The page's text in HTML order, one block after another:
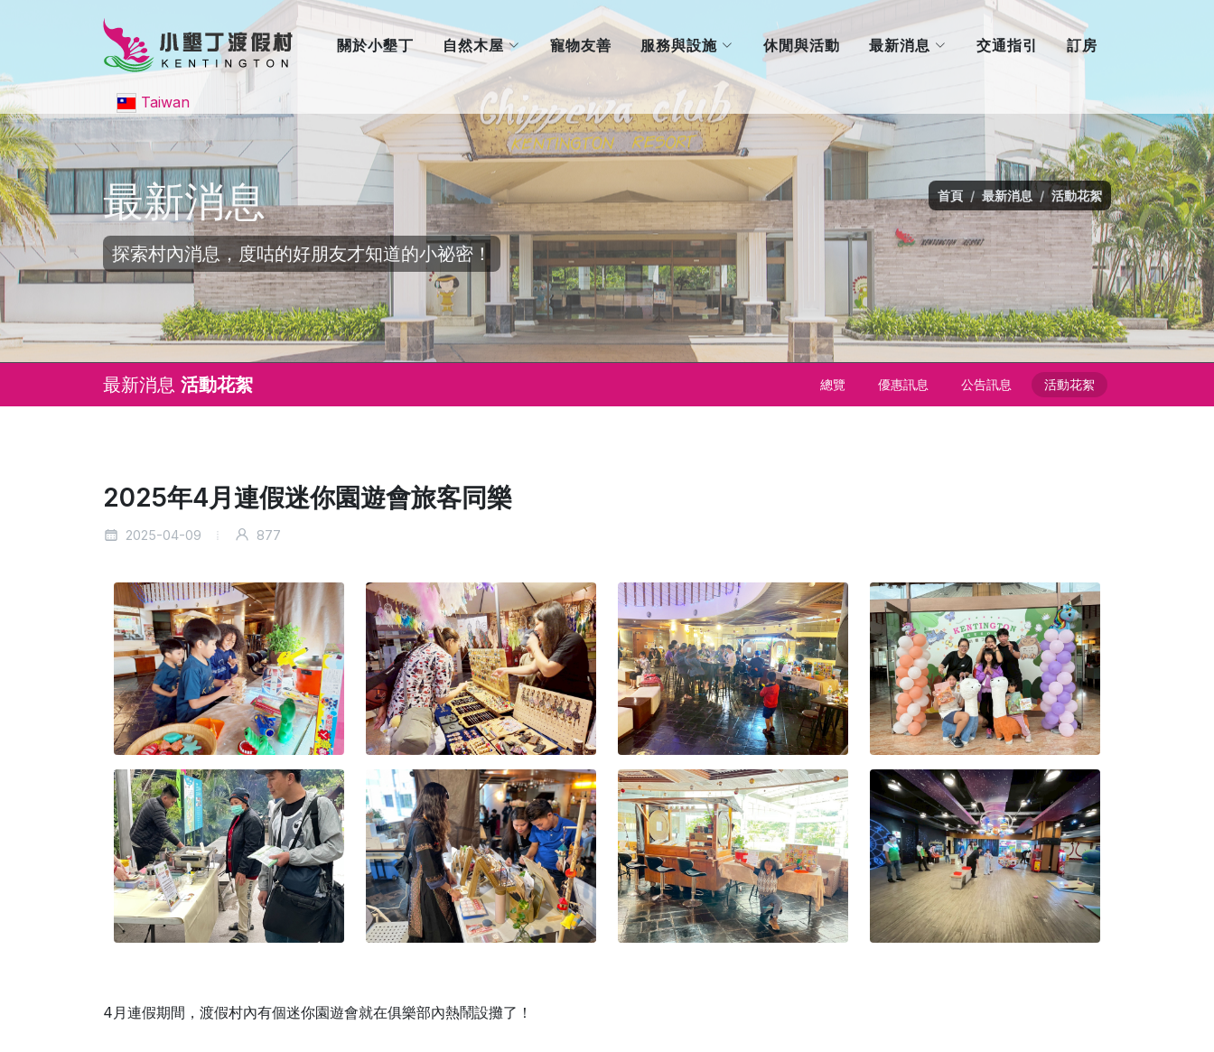
Taiwan
關於小墾丁 自然木屋 寵物友善 服務與設施 休閒與活動 最新消息 交通指引 訂房
最新消息
探索村內消息，度咕的好朋友才知道的小祕密！
首頁 最新消息 活動花絮
最新消息 活動花絮 總覽 優惠訊息 公告訊息 活動花絮
2025年4月連假迷你園遊會旅客同樂
2025-04-09 877
4月連假期間，渡假村內有個迷你園遊會就在俱樂部內熱鬧設攤了！